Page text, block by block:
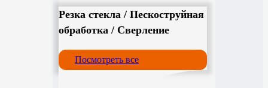
Резка стекла / Пескоструйная
обработка / Сверление
Посмотреть все